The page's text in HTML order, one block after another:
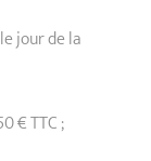
jour de la
€ TTC ;